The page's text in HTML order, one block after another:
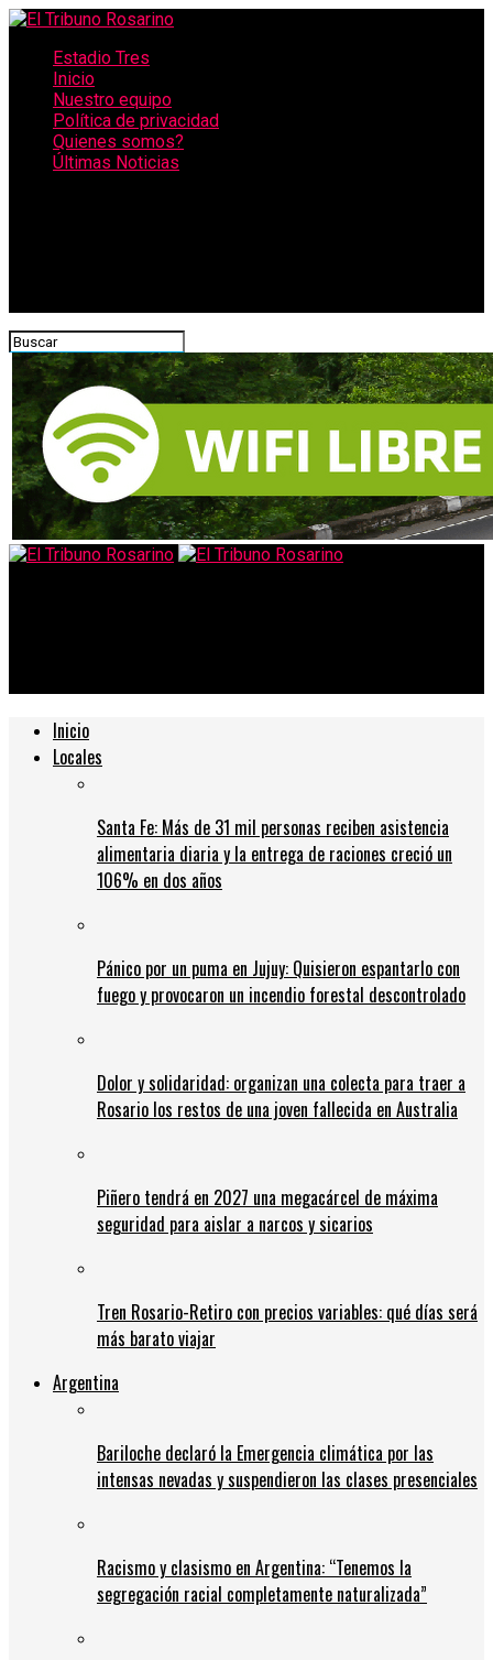
Estadio Tres
Inicio
Nuestro equipo
Política de privacidad
Quienes somos?
Últimas Noticias
Inicio
Locales
Santa Fe: Más de 31 mil personas reciben asistencia
alimentaria diaria y la entrega de raciones creció un
106% en dos años
Pánico por un puma en Jujuy: Quisieron espantarlo con
fuego y provocaron un incendio forestal descontrolado
Dolor y solidaridad: organizan una colecta para traer a
Rosario los restos de una joven fallecida en Australia
Piñero tendrá en 2027 una megacárcel de máxima
seguridad para aislar a narcos y sicarios
Tren Rosario-Retiro con precios variables: qué días será
más barato viajar
Argentina
Bariloche declaró la Emergencia climática por las
intensas nevadas y suspendieron las clases presenciales
Racismo y clasismo en Argentina: “Tenemos la
segregación racial completamente naturalizada”